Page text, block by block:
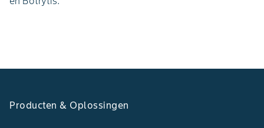
Producten & Oplossingen